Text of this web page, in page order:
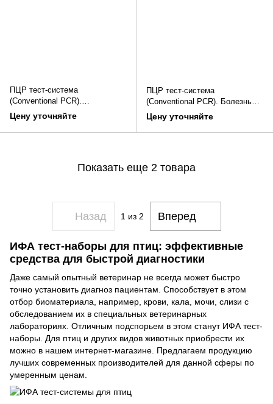
ПЦР тест-система
(Conventional PCR).
Кампилобактериоз
Цену уточняйте
ПЦР тест-система
(Conventional PCR). Болезнь
Гамборо
Цену уточняйте
Показать еще 2 товара
Назад 1из 2 Вперед
ИФА тест-наборы для птиц: эффективные
средства для быстрой диагностики
Даже самый опытный ветеринар не всегда может быстро
точно установить диагноз пациентам. Способствует в этом
отбор биоматериала, например, крови, кала, мочи, слизи с
обследованием их в специальных ветеринарных
лабораториях. Отличным подспорьем в этом станут ИФА тест-
наборы. Для птиц и других видов животных приобрести их
можно в нашем интернет-магазине. Предлагаем продукцию
лучших современных производителей для данной сферы по
умеренным ценам.